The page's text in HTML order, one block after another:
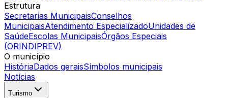
Estrutura
Secretarias MunicipaisConselhos
MunicipaisAtendimento EspecializadoUnidades de
SaúdeEscolas MunicipaisÓrgãos Especiais
(ORINDIPREV)
O município
HistóriaDados geraisSímbolos municipais
Notícias
Turismo